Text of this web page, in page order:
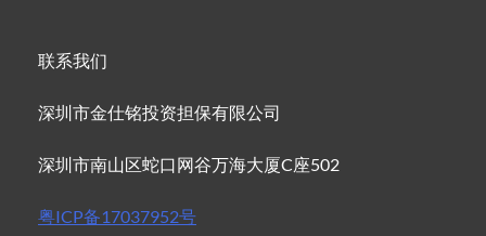
联系我们
深圳市金仕铭投资担保有限公司
深圳市南山区蛇口网谷万海大厦C座502
粤ICP备17037952号